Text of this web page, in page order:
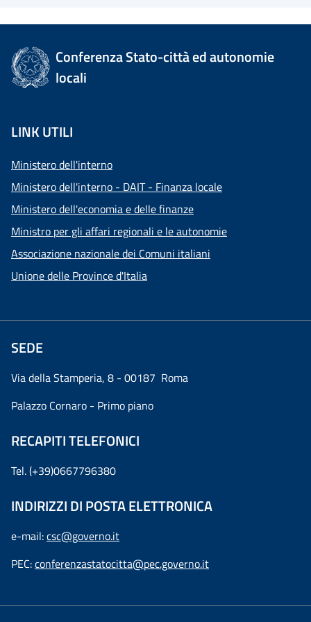
Conferenza Stato-città ed autonomie
locali
LINK UTILI
Ministero dell'interno
Ministero dell'interno - DAIT - Finanza locale
Ministero dell'economia e delle finanze
Ministro per gli affari regionali e le autonomie
Associazione nazionale dei Comuni italiani
Unione delle Province d'Italia
SEDE
Via della Stamperia, 8 - 00187 Roma
Palazzo Cornaro - Primo piano
RECAPITI TELEFONICI
Tel. (+39)0667796380
INDIRIZZI DI POSTA ELETTRONICA
e-mail:csc@governo.it
PEC:conferenzastatocitta@pec.governo.it